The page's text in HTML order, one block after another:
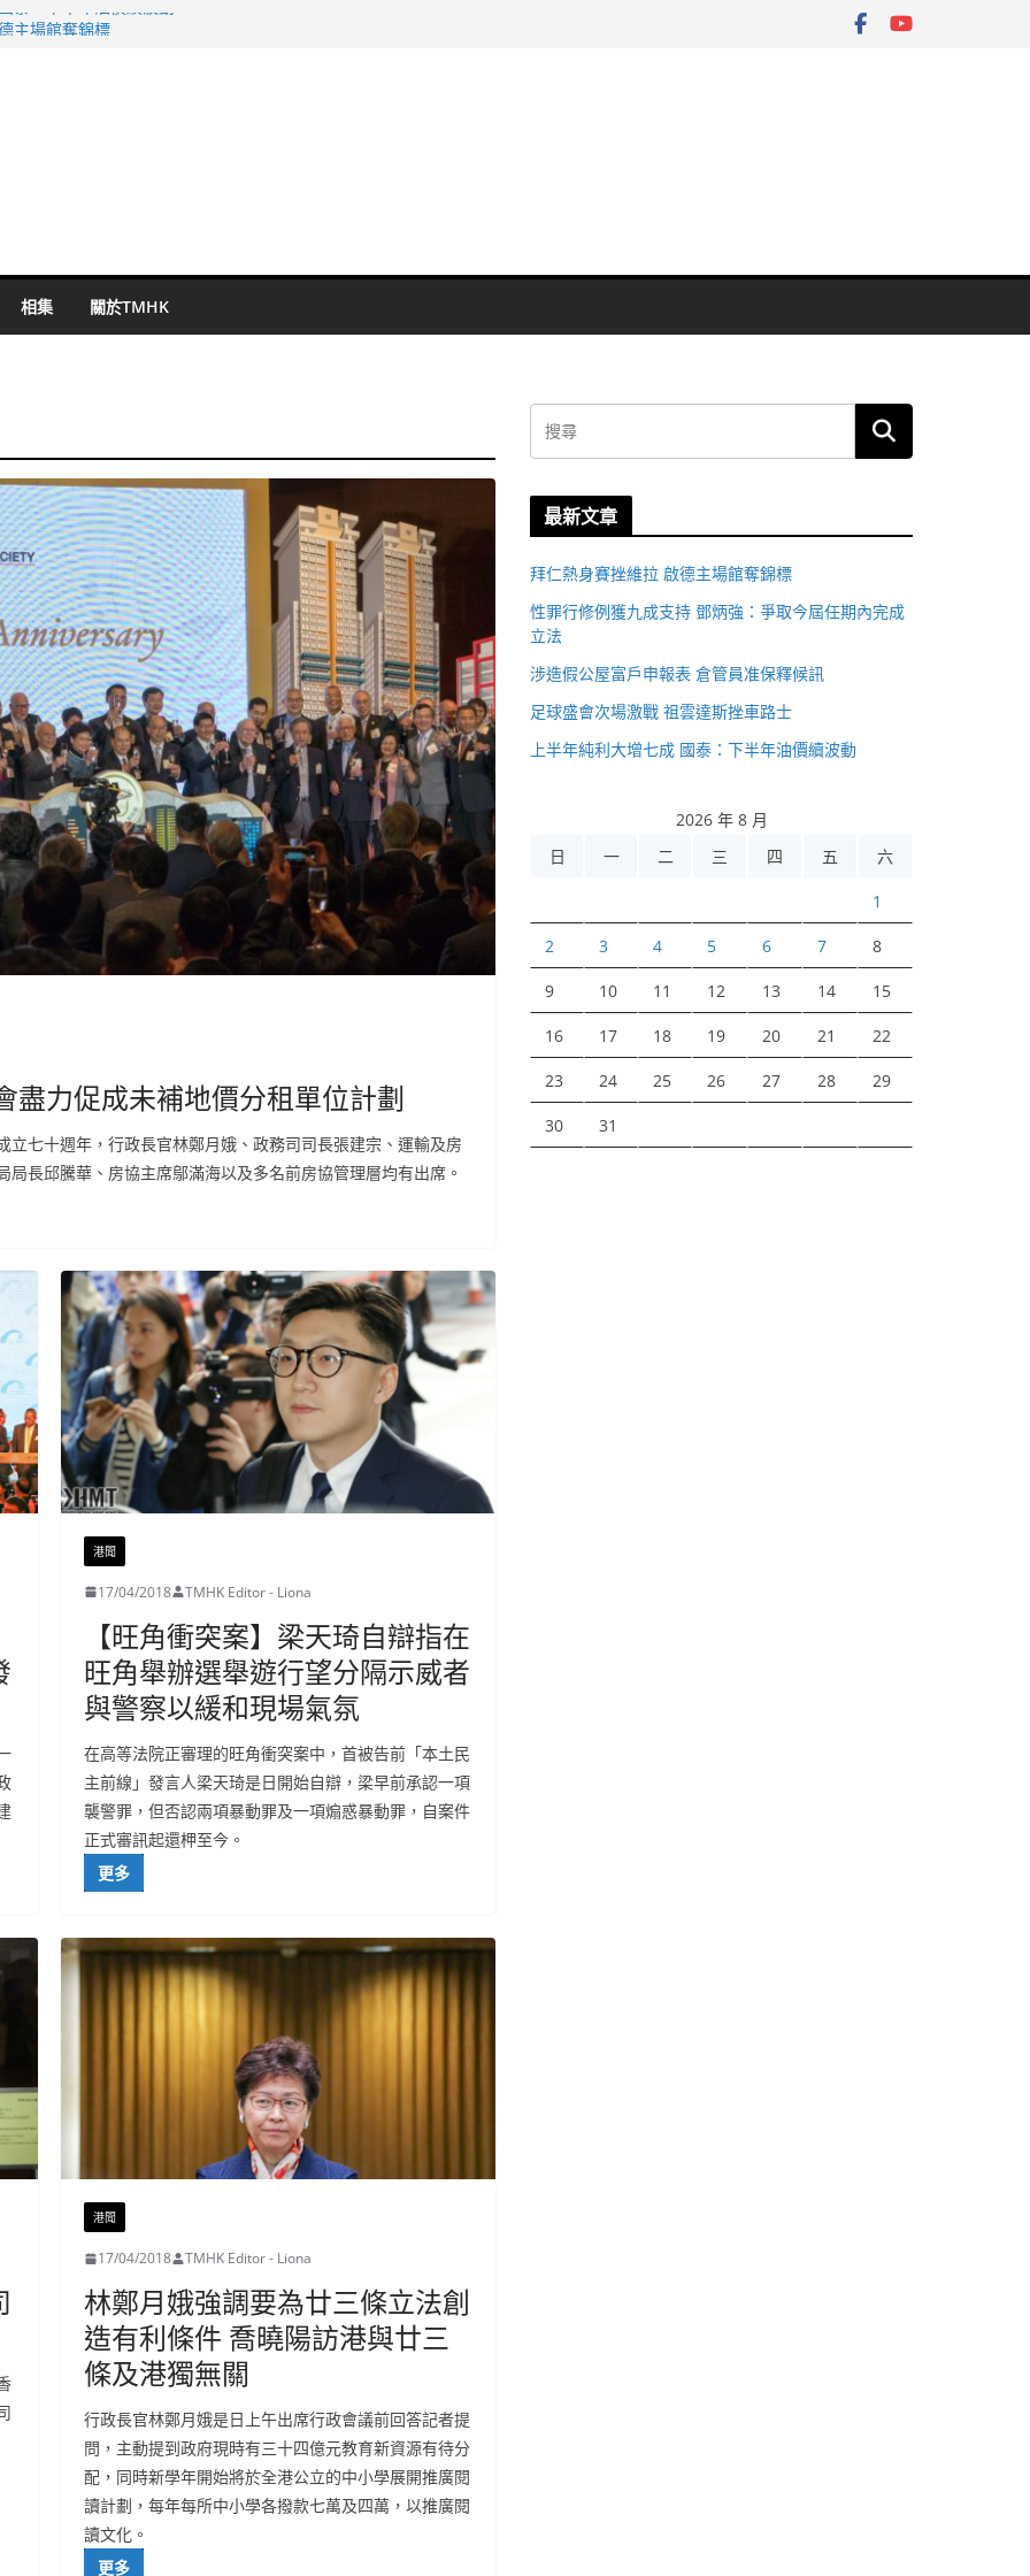
泰：下半年油價續波動
相集 關於TMHK
盡力促成未補地價分租單位計劃
七十週年，行政長官林鄭月娥、政務司司長張建宗、運輸及房
長邱騰華、房協主席鄔滿海以及多名前房協管理層均有出席。
港聞
17/04/2018 TMHK Editor - Liona
【旺角衝突案】梁天琦自辯指在
旺角舉辦選舉遊行望分隔示威者
與警察以緩和現場氣氛
在高等法院正審理的旺角衝突案中，首被告前「本土民
主前線」發言人梁天琦是日開始自辯，梁早前承認一項
襲警罪，但否認兩項暴動罪及一項煽惑暴動罪，自案件
正式審訊起還柙至今。
更多
港聞
17/04/2018 TMHK Editor - Liona
林鄭月娥強調要為廿三條立法創
造有利條件 喬曉陽訪港與廿三
條及港獨無關
行政長官林鄭月娥是日上午出席行政會議前回答記者提
問，主動提到政府現時有三十四億元教育新資源有待分
配，同時新學年開始將於全港公立的中小學展開推廣閱
讀計劃，每年每所中小學各撥款七萬及四萬，以推廣閱
讀文化。
更多
最新文章
拜仁熱身賽挫維拉 啟德主場館奪錦標
性罪行修例獲九成支持 鄧炳強：爭取今屆任期內完成
立法
涉造假公屋富戶申報表 倉管員准保釋候訊
足球盛會次場激戰 祖雲達斯挫車路士
上半年純利大增七成 國泰：下半年油價續波動
2026 年 8 月
日
一 二 三 四 五 六
1
2 3 4 5 6 7 8
9 10 11 12 13 14 15
16 17 18 19 20 21 22
23 24 25 26 27 28 29
30 31